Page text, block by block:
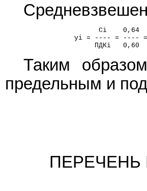
                       Ci    0,64
yi = ---- = ----
                      ПДКi   0,60
Таким
предельным и